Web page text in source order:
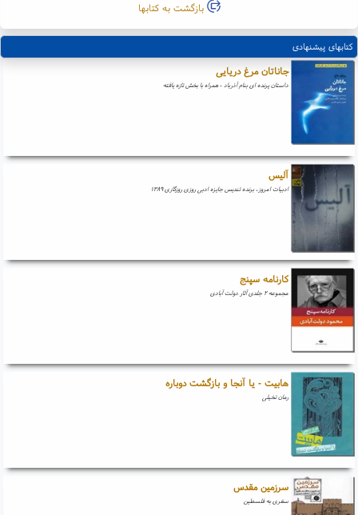
بازگشت به کتابها
کتابهای پیشنهادی
جاناتان مرغ دریایی
داستان پرنده ای بنام آذرباد - همراه با بخش تازه یافته
آلیس
ادبیات امروز، برنده تندیس جایزه ادبی روزی روزگاری ۱۳۸۹
کارنامه سپنج
مجموعه ۲ جلدی آثار دولت آبادی
هابیت - یا آنجا و بازگشت دوباره
رمان تخیلی
سرزمین مقدس
سفری به فلسطین